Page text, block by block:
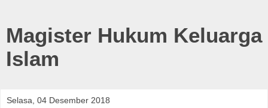
Magister Hukum Keluarga
Islam
Selasa, 04 Desember 2018